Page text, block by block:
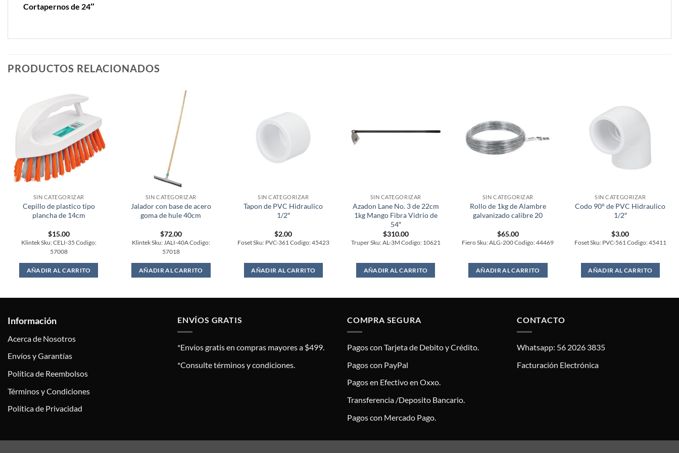
Cortapernos de 24″
PRODUCTOS RELACIONADOS
SIN CATEGORIZAR
Cepillo de plastico tipo
plancha de 14cm
$15.00
Klintek Sku: CELI-35 Codigo:
57008
AÑADIR AL CARRITO
SIN CATEGORIZAR
Jalador con base de acero
goma de hule 40cm
$72.00
Klintek Sku: JALI-40A Codigo:
57018
AÑADIR AL CARRITO
SIN CATEGORIZAR
Tapon de PVC Hidraulico
1/2″
$2.00
Foset Sku: PVC-361 Codigo: 45423
AÑADIR AL CARRITO
SIN CATEGORIZAR
Azadon Lane No. 3 de 22cm
1kg Mango Fibra Vidrio de
54″
$310.00
Truper Sku: AL-3M Codigo: 10621
AÑADIR AL CARRITO
SIN CATEGORIZAR
Rollo de 1kg de Alambre
galvanizado calibre 20
$65.00
Fiero Sku: ALG-200 Codigo: 44469
AÑADIR AL CARRITO
SIN CATEGORIZAR
Codo 90° de PVC Hidraulico
1/2″
$3.00
Foset Sku: PVC-561 Codigo: 45411
AÑADIR AL CARRITO
Información
Acerca de Nosotros
Envíos y Garantías
Política de Reembolsos
Términos y Condiciones
Política de Privacidad
ENVÍOS GRATIS
*Envíos gratis en compras mayores a $499.
*Consulte términos y condiciones.
COMPRA SEGURA
Pagos con Tarjeta de Debito y Crédito.
Pagos con PayPal
Pagos en Efectivo en Oxxo.
Transferencia /Deposito Bancario.
Pagos con Mercado Pago.
CONTACTO
Whatsapp: 56 2026 3835
Facturación Electrónica